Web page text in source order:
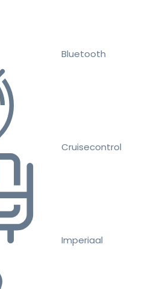
Bluetooth
Cruisecontrol
Imperiaal